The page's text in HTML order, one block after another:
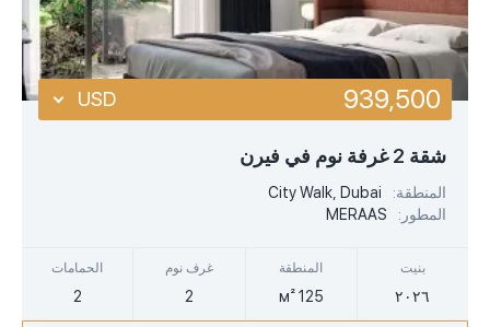
شقة 2 غرفة نوم في فيرن
المنطقة:
City Walk, Dubai
المطور:
MERAAS
بنيت
٢٠٢٦
المنطقة
125 м²
غرف نوم
2
الحمامات
2
939,500
USD